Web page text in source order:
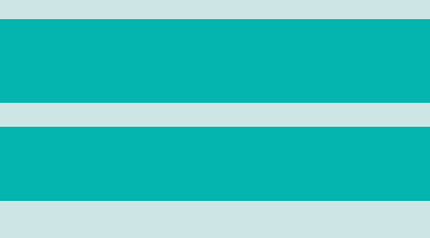
Wandern, Kunst und Kultur im schönen